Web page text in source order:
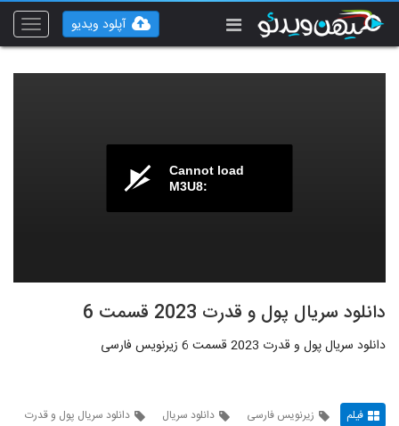
Toggle
آپلود ویدیو
Cannot load
M3U8:
دانلود سریال پول و قدرت 2023 قسمت 6
دانلود سریال پول و قدرت 2023 قسمت 6 زیرنویس فارسی
فیلم زیرنویس فارسی دانلود سریال دانلود سریال پول و قدرت